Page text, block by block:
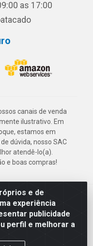
e de
experiência
publicidade
perfil e melhorar a
as 17:00
canais de venda
ilustrativo. Em
estamos em
dúvida, nosso SAC
atendê-lo(a).
e boas compras!
de Morais, 2471 -
- CNPJ 24.150.377/0003-